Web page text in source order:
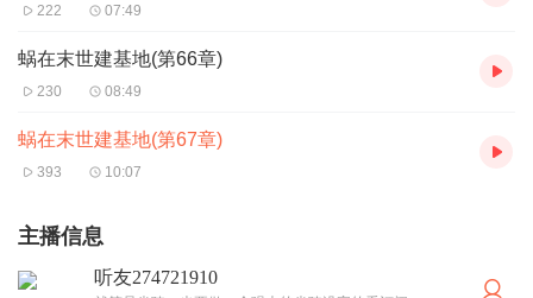
222 07:49
蜗在末世建基地(第66章)
230 08:49
蜗在末世建基地(第67章)
393 10:07
主播信息
听友274721910